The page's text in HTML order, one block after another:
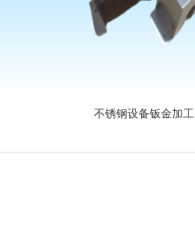
不锈钢设备钣金加工